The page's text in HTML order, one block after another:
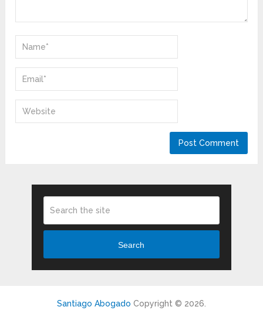
Search
Santiago Abogado Copyright © 2026.